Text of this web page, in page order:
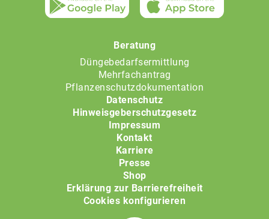
Beratung
Düngebedarfsermittlung
Mehrfachantrag
Pflanzenschutzdokumentation
Datenschutz
Hinweisgeberschutzgesetz
Impressum
Kontakt
Karriere
Presse
Shop
Erklärung zur Barrierefreiheit
Cookies konfigurieren